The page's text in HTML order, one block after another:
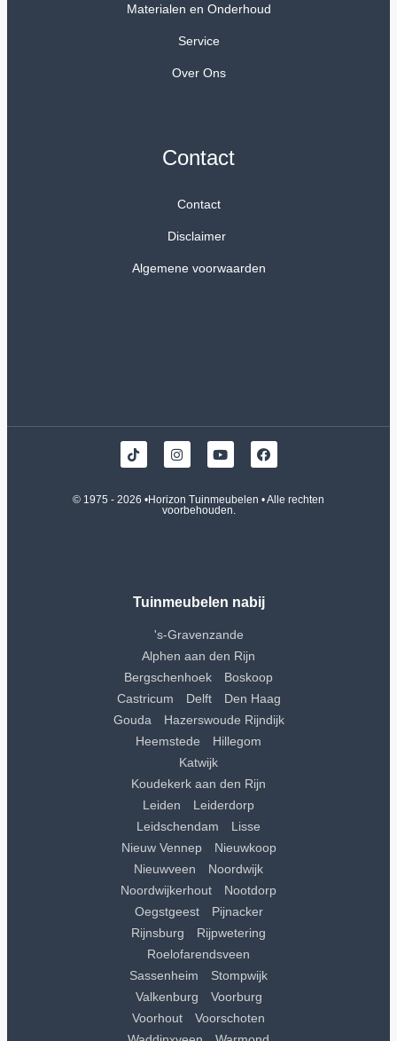
Materialen en Onderhoud
Service
Over Ons
Contact
Contact
Disclaimer
Algemene voorwaarden
© 1975 - 2026 •Horizon Tuinmeubelen • Alle rechten
voorbehouden.
Tuinmeubelen nabij
's-Gravenzande
Alphen aan den Rijn
Bergschenhoek
Boskoop
Castricum
Delft
Den Haag
Gouda
Hazerswoude Rijndijk
Heemstede
Hillegom
Katwijk
Koudekerk aan den Rijn
Leiden
Leiderdorp
Leidschendam
Lisse
Nieuw Vennep
Nieuwkoop
Nieuwveen
Noordwijk
Noordwijkerhout
Nootdorp
Oegstgeest
Pijnacker
Rijnsburg
Rijpwetering
Roelofarendsveen
Sassenheim
Stompwijk
Valkenburg
Voorburg
Voorhout
Voorschoten